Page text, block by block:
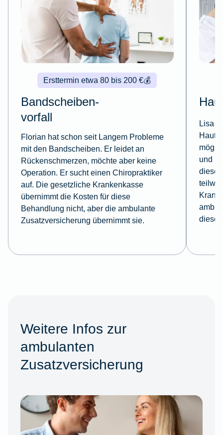
💰
Ersttermin etwa 80 bis 200 €
Bandscheiben-
vorfall
Florian hat schon seit Langem Probleme
mit den Bandscheiben. Er leidet an
Rückenschmerzen, möchte aber keine
Operation. Er sucht einen Chiropraktiker
auf. Die gesetzliche Krankenkasse
übernimmt die Kosten für diese
Behandlung nicht, aber die ambulante
Zusatzversicherung übernimmt sie.
Lisa
und
diese
diese
Weitere Infos zur
ambulanten
Zusatzversicherung